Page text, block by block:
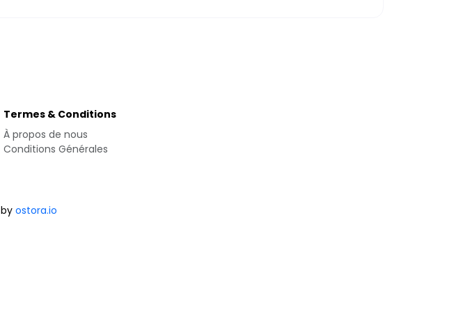
Termes & Conditions
À propos de nous
Conditions Générales
by ostora.io